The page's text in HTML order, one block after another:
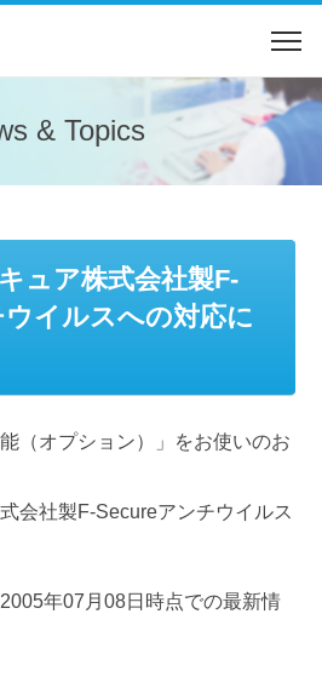
& Topics
ュア株式会社製F-
イルスへの対応に
（オプション）」をお使いのお
会社製F-Secureアンチウイルス
年07月08日時点での最新情